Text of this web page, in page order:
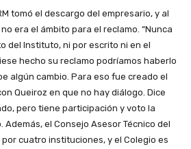
tomó el descargo del empresario, y al
era el ámbito para el reclamo. “Nunca
del Instituto, ni por escrito ni en el
hecho su reclamo podríamos haberlo
algún cambio. Para eso fue creado el
Queiroz en que no hay diálogo. Dice
pero tiene participación y voto la
el Consejo Asesor Técnico del
por cuatro instituciones, y el Colegio es